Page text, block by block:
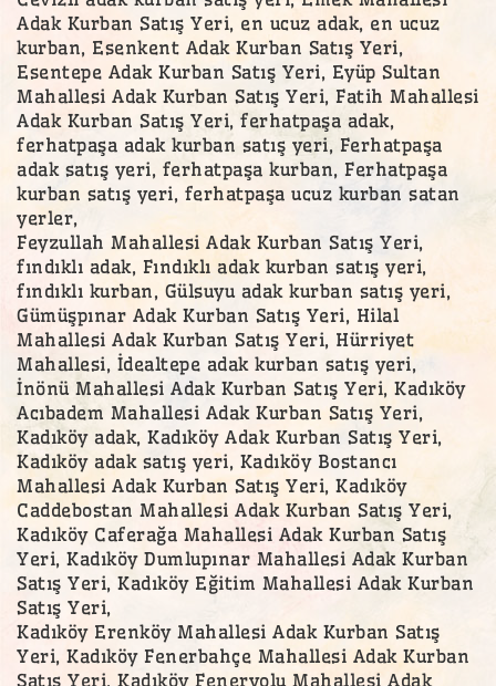
Adak Kurban Satış Yeri, en ucuz adak, en ucuz
kurban, Esenkent Adak Kurban Satış Yeri,
Esentepe Adak Kurban Satış Yeri, Eyüp Sultan
Mahallesi Adak Kurban Satış Yeri, Fatih Mahallesi
Adak Kurban Satış Yeri, ferhatpaşa adak,
ferhatpaşa adak kurban satış yeri, Ferhatpaşa
adak satış yeri, ferhatpaşa kurban, Ferhatpaşa
kurban satış yeri, ferhatpaşa ucuz kurban satan
yerler,
Feyzullah Mahallesi Adak Kurban Satış Yeri,
fındıklı adak, Fındıklı adak kurban satış yeri,
fındıklı kurban, Gülsuyu adak kurban satış yeri,
Gümüşpınar Adak Kurban Satış Yeri, Hilal
Mahallesi Adak Kurban Satış Yeri, Hürriyet
Mahallesi, İdealtepe adak kurban satış yeri,
İnönü Mahallesi Adak Kurban Satış Yeri, Kadıköy
Acıbadem Mahallesi Adak Kurban Satış Yeri,
Kadıköy adak, Kadıköy Adak Kurban Satış Yeri,
Kadıköy adak satış yeri, Kadıköy Bostancı
Mahallesi Adak Kurban Satış Yeri, Kadıköy
Caddebostan Mahallesi Adak Kurban Satış Yeri,
Kadıköy Caferağa Mahallesi Adak Kurban Satış
Yeri, Kadıköy Dumlupınar Mahallesi Adak Kurban
Satış Yeri, Kadıköy Eğitim Mahallesi Adak Kurban
Satış Yeri,
Kadıköy Erenköy Mahallesi Adak Kurban Satış
Yeri, Kadıköy Fenerbahçe Mahallesi Adak Kurban
Satış Yeri, Kadıköy Feneryolu Mahallesi Adak